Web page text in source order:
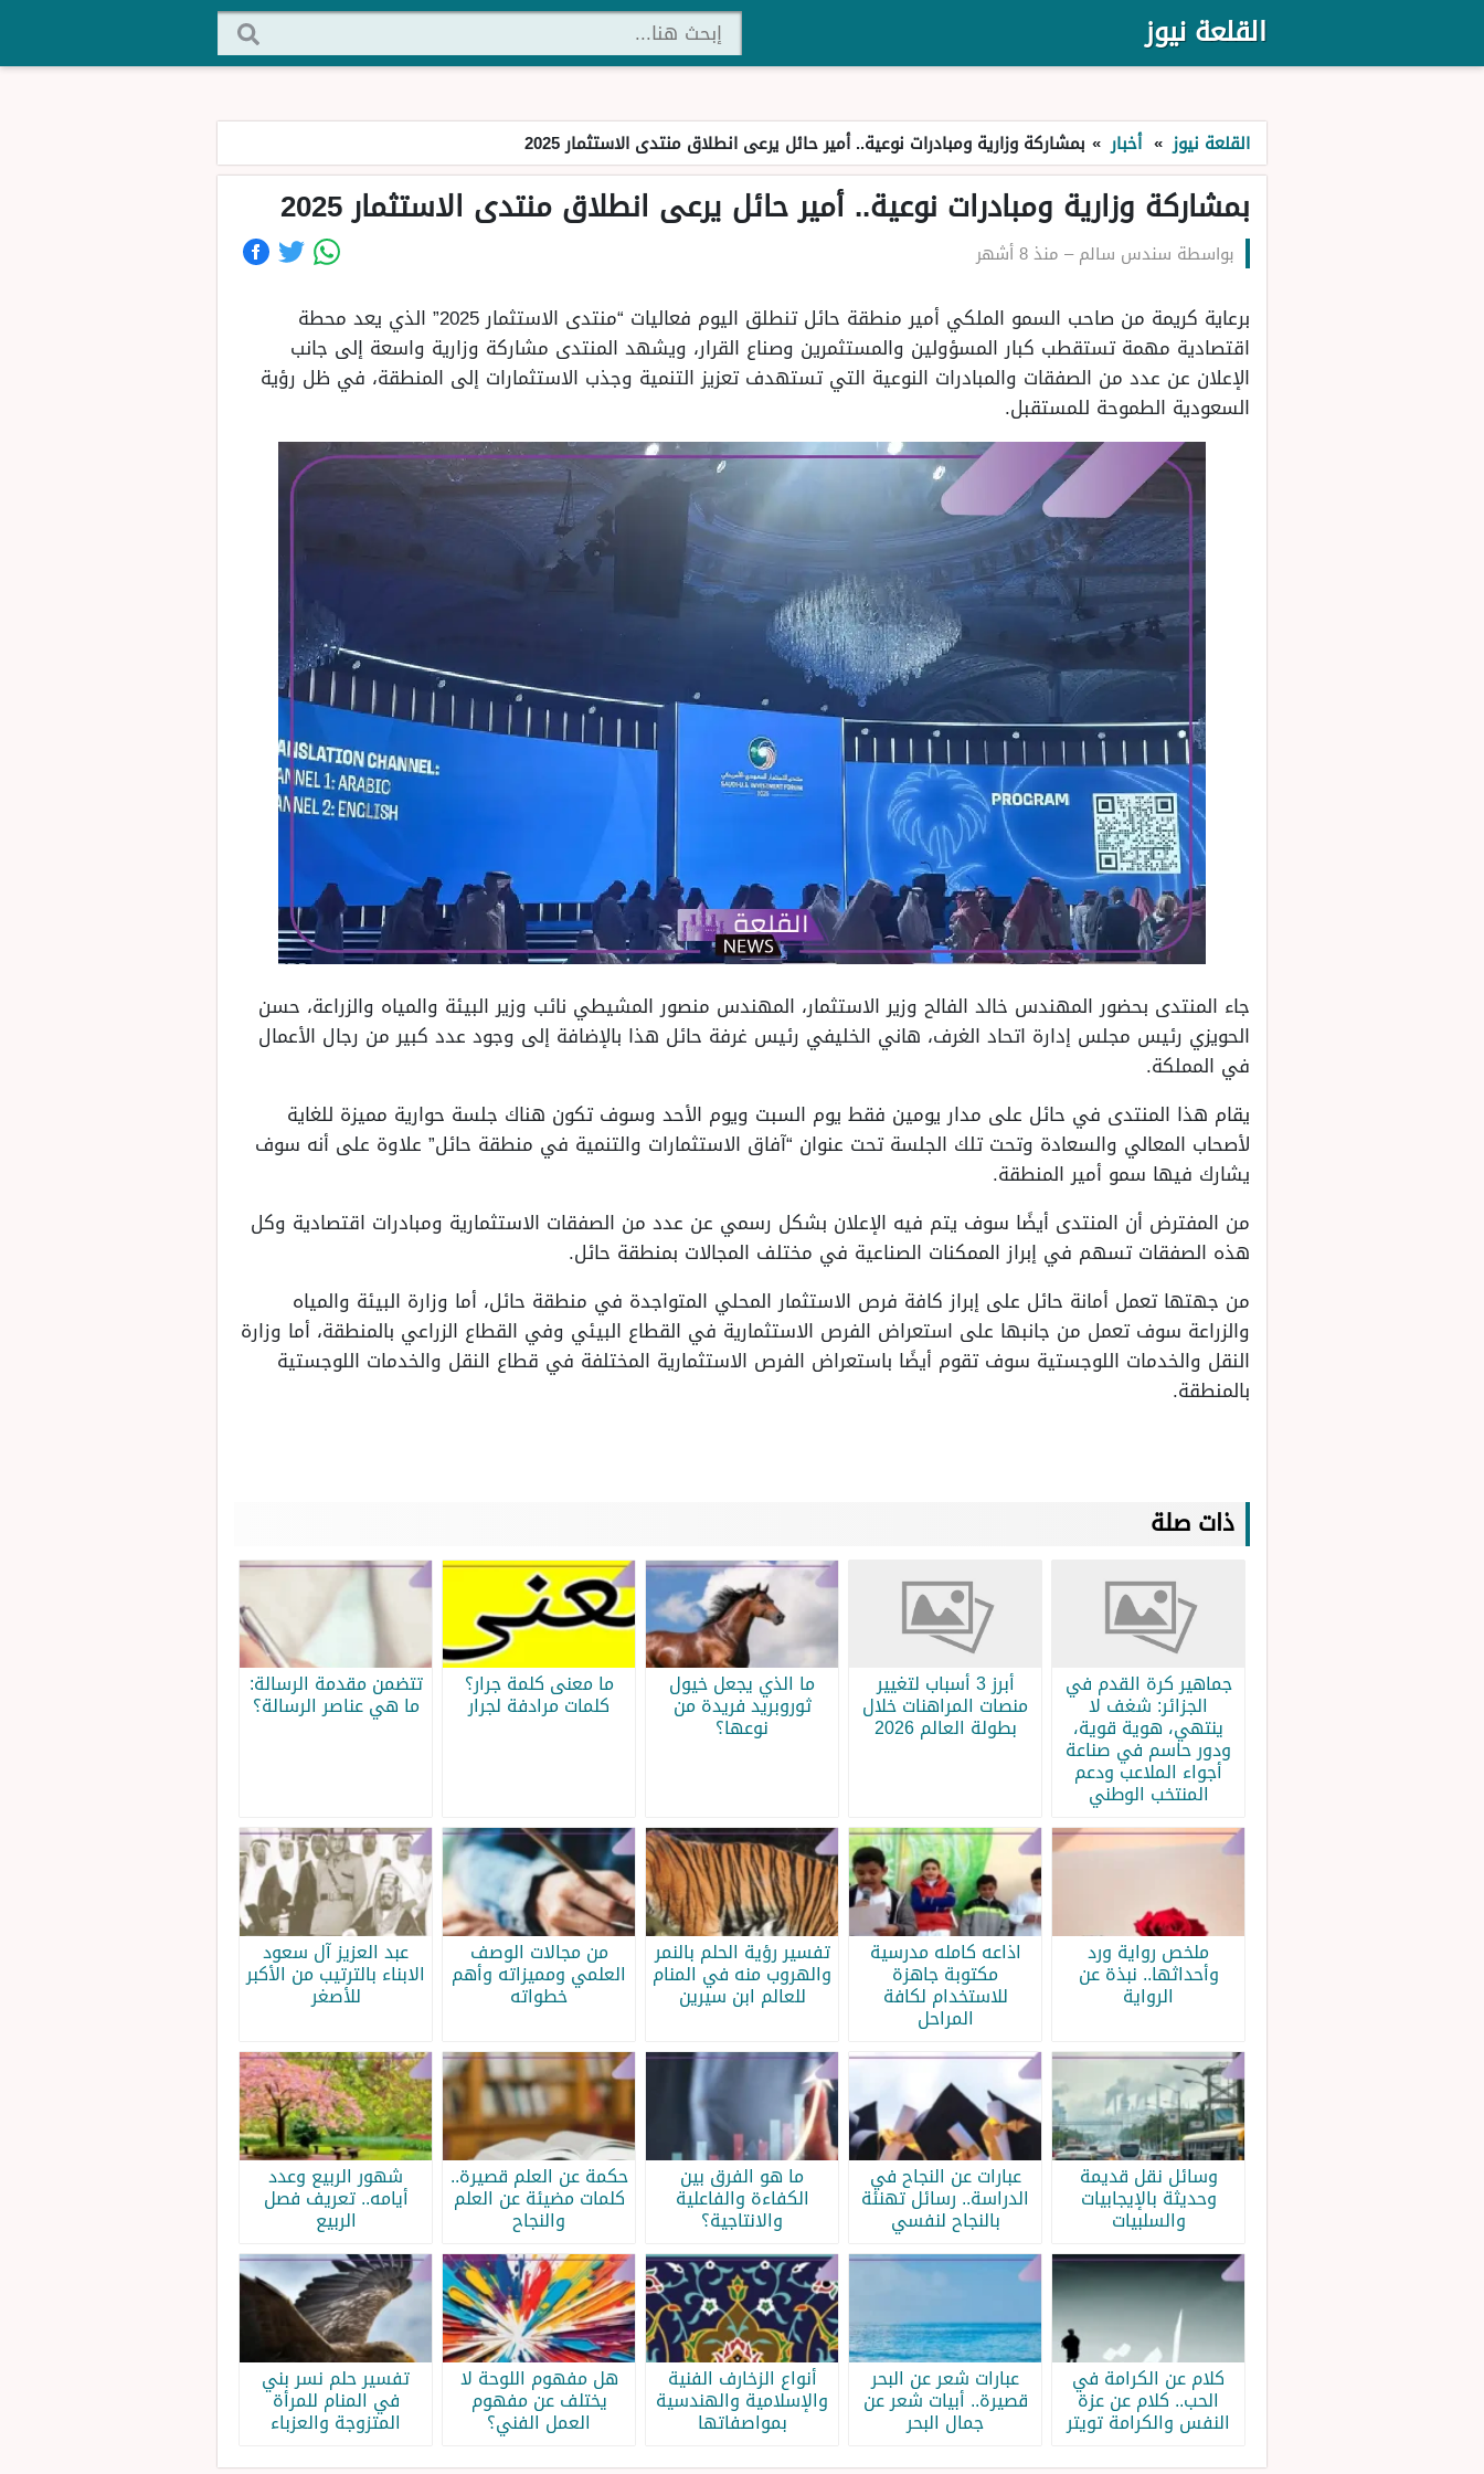
القلعة نيوز
القلعة نيوز » أخبار » بمشاركة وزارية ومبادرات نوعية.. أمير حائل يرعى انطلاق منتدى الاستثمار 2025
بمشاركة وزارية ومبادرات نوعية.. أمير حائل يرعى انطلاق منتدى الاستثمار 2025
بواسطة سندس سالم– منذ 8 أشهر
برعاية كريمة من صاحب السمو الملكي أمير منطقة حائل تنطلق اليوم فعاليات “منتدى الاستثمار 2025” الذي يعد محطة
اقتصادية مهمة تستقطب كبار المسؤولين والمستثمرين وصناع القرار، ويشهد المنتدى مشاركة وزارية واسعة إلى جانب
الإعلان عن عدد من الصفقات والمبادرات النوعية التي تستهدف تعزيز التنمية وجذب الاستثمارات إلى المنطقة، في ظل رؤية
السعودية الطموحة للمستقبل.
جاء المنتدى بحضور المهندس خالد الفالح وزير الاستثمار، المهندس منصور المشيطي نائب وزير البيئة والمياه والزراعة، حسن
الحويزي رئيس مجلس إدارة اتحاد الغرف، هاني الخليفي رئيس غرفة حائل هذا بالإضافة إلى وجود عدد كبير من رجال الأعمال
في المملكة.
يقام هذا المنتدى في حائل على مدار يومين فقط يوم السبت ويوم الأحد وسوف تكون هناك جلسة حوارية مميزة للغاية
لأصحاب المعالي والسعادة وتحت تلك الجلسة تحت عنوان “آفاق الاستثمارات والتنمية في منطقة حائل” علاوة على أنه سوف
يشارك فيها سمو أمير المنطقة.
من المفترض أن المنتدى أيضًا سوف يتم فيه الإعلان بشكل رسمي عن عدد من الصفقات الاستثمارية ومبادرات اقتصادية وكل
هذه الصفقات تسهم في إبراز الممكنات الصناعية في مختلف المجالات بمنطقة حائل.
من جهتها تعمل أمانة حائل على إبراز كافة فرص الاستثمار المحلي المتواجدة في منطقة حائل، أما وزارة البيئة والمياه
والزراعة سوف تعمل من جانبها على استعراض الفرص الاستثمارية في القطاع البيئي وفي القطاع الزراعي بالمنطقة، أما وزارة
النقل والخدمات اللوجستية سوف تقوم أيضًا باستعراض الفرص الاستثمارية المختلفة في قطاع النقل والخدمات اللوجستية
بالمنطقة.
ذات صلة
جماهير كرة القدم في
الجزائر: شغف لا
ينتهي، هوية قوية،
ودور حاسم في صناعة
أجواء الملاعب ودعم
المنتخب الوطني
أبرز 3 أسباب لتغيير
منصات المراهنات خلال
بطولة العالم 2026
ما الذي يجعل خيول
ثوروبريد فريدة من
نوعها؟
ما معنى كلمة جرار؟
كلمات مرادفة لجرار
تتضمن مقدمة الرسالة:
ما هي عناصر الرسالة؟
ملخص رواية ورد
وأحداثها.. نبذة عن
الرواية
اذاعه كامله مدرسية
مكتوبة جاهزة
للاستخدام لكافة
المراحل
تفسير رؤية الحلم بالنمر
والهروب منه في المنام
للعالم ابن سيرين
من مجالات الوصف
العلمي ومميزاته وأهم
خطواته
عبد العزيز آل سعود
الابناء بالترتيب من الأكبر
للأصغر
وسائل نقل قديمة
وحديثة بالإيجابيات
والسلبيات
عبارات عن النجاح في
الدراسة.. رسائل تهنئة
بالنجاح لنفسي
ما هو الفرق بين
الكفاءة والفاعلية
والانتاجية؟
حكمة عن العلم قصيرة..
كلمات مضيئة عن العلم
والنجاح
شهور الربيع وعدد
أيامه.. تعريف فصل
الربيع
كلام عن الكرامة في
الحب.. كلام عن عزة
النفس والكرامة تويتر
عبارات شعر عن البحر
قصيرة.. أبيات شعر عن
جمال البحر
أنواع الزخارف الفنية
والإسلامية والهندسية
بمواصفاتها
هل مفهوم اللوحة لا
يختلف عن مفهوم
العمل الفني؟
تفسير حلم نسر بني
في المنام للمرأة
المتزوجة والعزباء